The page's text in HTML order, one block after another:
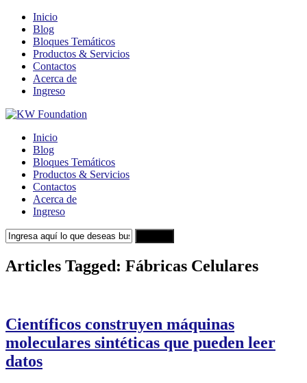
Inicio
Blog
Bloques Temáticos
Productos & Servicios
Contactos
Acerca de
Ingreso
Inicio
Blog
Bloques Temáticos
Productos & Servicios
Contactos
Acerca de
Ingreso
Articles Tagged: Fábricas Celulares
Científicos construyen máquinas
moleculares sintéticas que pueden leer
datos